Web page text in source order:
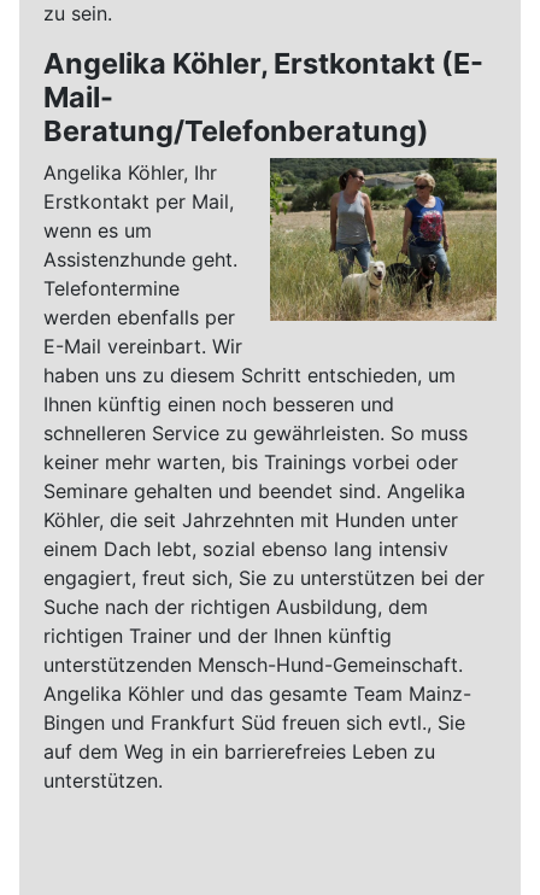
zu sein.
Angelika Köhler, Erstkontakt (E-
Mail-
Beratung/Telefonberatung)
Angelika Köhler, Ihr
Erstkontakt per Mail,
wenn es um
Assistenzhunde geht.
Telefontermine
werden ebenfalls per
E-Mail vereinbart. Wir
haben uns zu diesem Schritt entschieden, um
Ihnen künftig einen noch besseren und
schnelleren Service zu gewährleisten. So muss
keiner mehr warten, bis Trainings vorbei oder
Seminare gehalten und beendet sind. Angelika
Köhler, die seit Jahrzehnten mit Hunden unter
einem Dach lebt, sozial ebenso lang intensiv
engagiert, freut sich, Sie zu unterstützen bei der
Suche nach der richtigen Ausbildung, dem
richtigen Trainer und der Ihnen künftig
unterstützenden Mensch-Hund-Gemeinschaft.
Angelika Köhler und das gesamte Team Mainz-
Bingen und Frankfurt Süd freuen sich evtl., Sie
auf dem Weg in ein barrierefreies Leben zu
unterstützen.